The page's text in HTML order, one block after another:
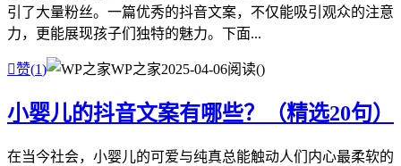
引了大量粉丝。一篇优秀的抖音文案，不仅能吸引观众的注意
力，更能展现孩子们独特的魅力。下面...
赞(1) WP之家2025-04-06阅读()
小婴儿的抖音文案有哪些？（精选20句）
在当今社会，小婴儿的可爱与纯真总能触动人们内心最柔软的